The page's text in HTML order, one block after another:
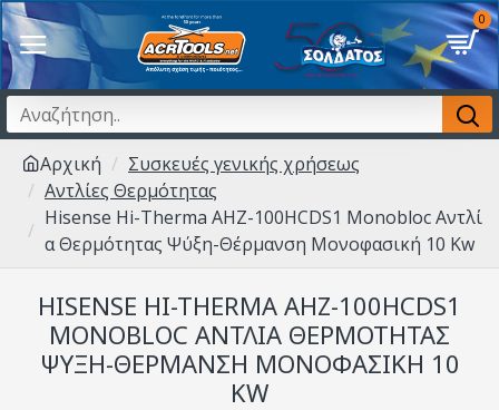
0
Αρχική
Συσκευές γενικής χρήσεως
Αντλίες Θερμότητας
Hisense Hi-Therma AHZ-100HCDS1 Monobloc Αντλί
α Θερμότητας Ψύξη-Θέρμανση Μονοφασική 10 Kw
HISENSE HI-THERMA AHZ-100HCDS1
MONOBLOC ΑΝΤΛΊΑ ΘΕΡΜΌΤΗΤΑΣ
ΨΎΞΗ-ΘΈΡΜΑΝΣΗ ΜΟΝΟΦΑΣΙΚΉ 10
KW